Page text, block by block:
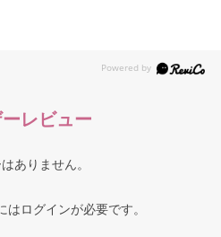
レビュー
ありません。
はログインが必要です。